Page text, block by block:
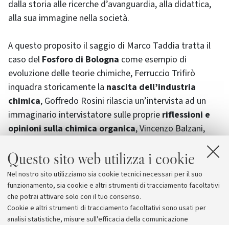
Questo sito web utilizza i cookie
Nel nostro sito utilizziamo sia cookie tecnici necessari per il suo
funzionamento, sia cookie e altri strumenti di tracciamento facoltativi
che potrai attivare solo con il tuo consenso.
Cookie e altri strumenti di tracciamento facoltativi sono usati per
analisi statistiche, misure sull'efficacia della comunicazione
dalla storia alle ricerche d’avanguardia, alla didattica,
alla sua immagine nella società.
A questo proposito il saggio di Marco Taddia tratta il
caso del Fosforo di Bologna come esempio di
evoluzione delle teorie chimiche, Ferruccio Trifirò
inquadra storicamente la nascita dell’industria
chimica, Goffredo Rosini rilascia un’intervista ad un
immaginario intervistatore sulle proprie riflessioni e
opinioni sulla chimica organica, Vincenzo Balzani,
dispositivi e macchine di dimensione nanometrica.
"Nuova Civiltà delle Macchine" è una pubblicazione RAI-
ERI. Prezzo di copertina: 12 euro.